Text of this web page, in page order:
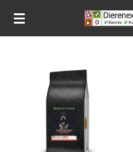
Ga
hoofdinhoud